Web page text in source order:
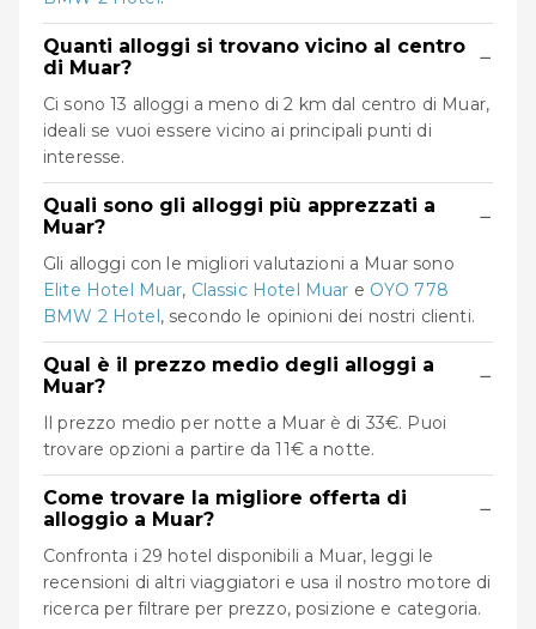
Quanti alloggi si trovano vicino al centro
di Muar?
−
Ci sono 13 alloggi a meno di 2 km dal centro di Muar,
ideali se vuoi essere vicino ai principali punti di
interesse.
Quali sono gli alloggi più apprezzati a
Muar?
−
Gli alloggi con le migliori valutazioni a Muar sono
Elite Hotel Muar, Classic Hotel Muar e OYO 778
BMW 2 Hotel, secondo le opinioni dei nostri clienti.
Qual è il prezzo medio degli alloggi a
Muar?
−
Il prezzo medio per notte a Muar è di 33€. Puoi
trovare opzioni a partire da 11€ a notte.
Come trovare la migliore offerta di
alloggio a Muar?
−
Confronta i 29 hotel disponibili a Muar, leggi le
recensioni di altri viaggiatori e usa il nostro motore di
ricerca per filtrare per prezzo, posizione e categoria.